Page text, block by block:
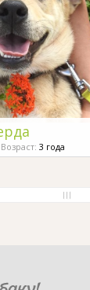
Возраст: 3 года